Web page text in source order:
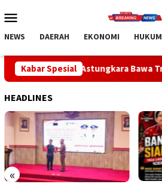
ke
Mobile
NEWS DAERAH EKONOMI HUKUM
Kabar Spesial
Astungkara Bawa Trofi Pulang
HEADLINES
«